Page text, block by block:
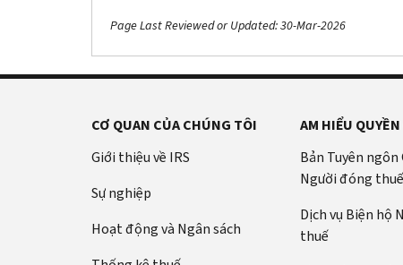
Page Last Reviewed or Updated: 30-Mar-2026
CƠ QUAN CỦA CHÚNG TÔI
Giới thiệu về IRS
Sự nghiệp
Hoạt động và Ngân sách
AM HIỂU
Bản Tuyên ngôn
Người đóng thuế
Dịch vụ Biện hộ
thuế